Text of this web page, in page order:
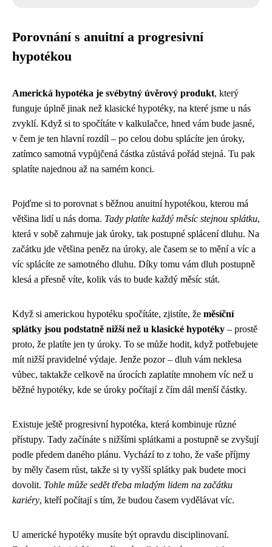
Porovnání s anuitní a progresivní
hypotékou
Americká hypotéka je svébytný úvěrový produkt, který
funguje úplně jinak než klasické hypotéky, na které jsme u nás
zvyklí. Když si to spočítáte v kalkulačce, hned vám bude jasné,
v čem je ten hlavní rozdíl – po celou dobu splácíte jen úroky,
zatímco samotná vypůjčená částka zůstává pořád stejná. Tu pak
splatíte najednou až na samém konci.
Pojďme si to porovnat s běžnou anuitní hypotékou, kterou má
většina lidí u nás doma. Tady platíte každý měsíc stejnou splátku,
která v sobě zahrnuje jak úroky, tak postupné splácení dluhu. Na
začátku jde většina peněz na úroky, ale časem se to mění a víc a
víc splácíte ze samotného dluhu. Díky tomu vám dluh postupně
klesá a přesně víte, kolik vás to bude každý měsíc stát.
Když si americkou hypotéku spočítáte, zjistíte, že měsíční
splátky jsou podstatně nižší než u klasické hypotéky – prostě
proto, že platíte jen ty úroky. To se může hodit, když potřebujete
mít nižší pravidelné výdaje. Jenže pozor – dluh vám neklesa
vůbec, taktakže celkově na úrocích zaplatíte mnohem víc než u
běžné hypotéky, kde se úroky počítají z čím dál menší částky.
Existuje ještě progresivní hypotéka, která kombinuje různé
přístupy. Tady začínáte s nižšími splátkami a postupně se zvyšují
podle předem daného plánu. Vychází to z toho, že vaše příjmy
by měly časem růst, takže si ty vyšší splátky pak budete moci
dovolit. Tohle může sedět třeba mladým lidem na začátku
kariéry, kteří počítají s tím, že budou časem vydělávat víc.
U americké hypotéky musíte být opravdu disciplinovaní.